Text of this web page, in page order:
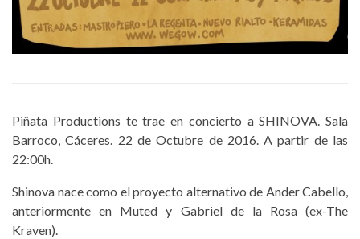
Piñata Productions te trae en concierto a SHINOVA. Sala
Barroco, Cáceres. 22 de Octubre de 2016. A partir de las
22:00h.
Shinova nace como el proyecto alternativo de Ander Cabello,
anteriormente en Muted y Gabriel de la Rosa (ex-The
Kraven).